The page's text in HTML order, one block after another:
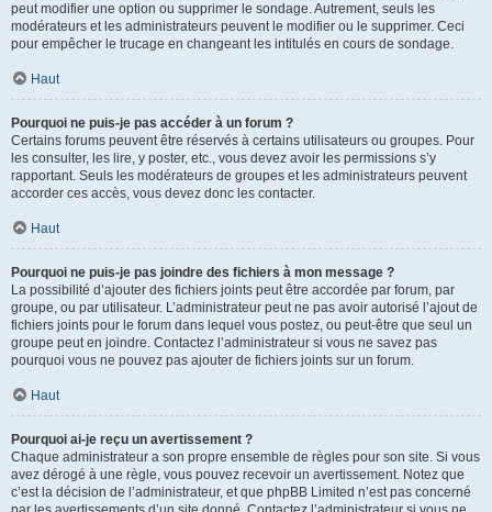
peut modifier une option ou supprimer le sondage. Autrement, seuls les
modérateurs et les administrateurs peuvent le modifier ou le supprimer. Ceci
pour empêcher le trucage en changeant les intitulés en cours de sondage.
Haut
Pourquoi ne puis-je pas accéder à un forum ?
Certains forums peuvent être réservés à certains utilisateurs ou groupes. Pour
les consulter, les lire, y poster, etc., vous devez avoir les permissions s’y
rapportant. Seuls les modérateurs de groupes et les administrateurs peuvent
accorder ces accès, vous devez donc les contacter.
Haut
Pourquoi ne puis-je pas joindre des fichiers à mon message ?
La possibilité d’ajouter des fichiers joints peut être accordée par forum, par
groupe, ou par utilisateur. L’administrateur peut ne pas avoir autorisé l’ajout de
fichiers joints pour le forum dans lequel vous postez, ou peut-être que seul un
groupe peut en joindre. Contactez l’administrateur si vous ne savez pas
pourquoi vous ne pouvez pas ajouter de fichiers joints sur un forum.
Haut
Pourquoi ai-je reçu un avertissement ?
Chaque administrateur a son propre ensemble de règles pour son site. Si vous
avez dérogé à une règle, vous pouvez recevoir un avertissement. Notez que
c’est la décision de l’administrateur, et que phpBB Limited n’est pas concerné